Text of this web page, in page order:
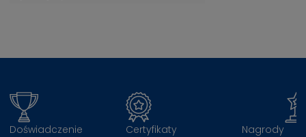
Doświadczenie Certyfikaty Nagrody